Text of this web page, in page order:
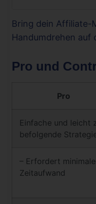
Bring dein Affiliate-
Handumdrehen auf
Pro und
Pro
Einfache und leicht
befolgende
– Erfordert
Zeitaufwand